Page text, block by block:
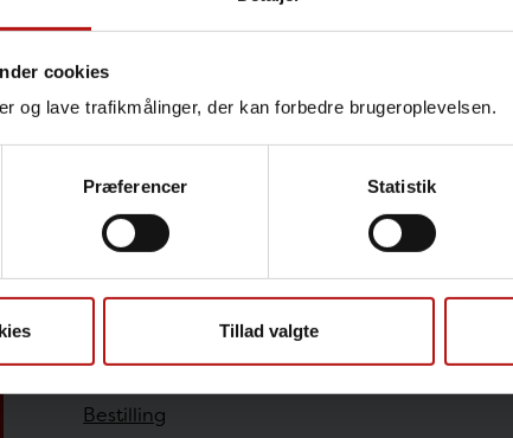
cookies
og lave trafikmålinger, der kan forbedre brugeroplevelsen.
Præferencer Statistik
Tillad valgte
Seyda Ural , Campus
T. 32683260 @.
Sundhedsfaglige
Antibiotikaresistens
Bestilling